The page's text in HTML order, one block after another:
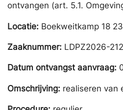
ontvangen (art. 5.1.
Locatie: Boekweitkamp 18
Zaaknummer: LDPZ2026-212
Datum ontvangst aanvraag:
Omschrijving: realiseren van